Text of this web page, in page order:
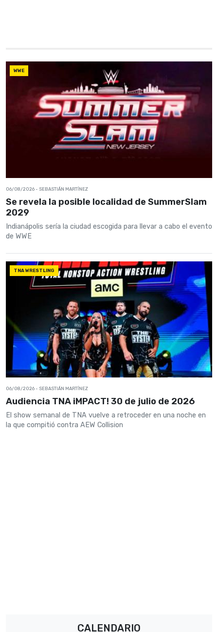
WWE
06/08/2026- SEBASTIÁN MARTÍNEZ
Se revela la posible localidad de SummerSlam
2029
Indianápolis sería la ciudad escogida para llevar a cabo el evento
de WWE
TNA WRESTLING
06/08/2026- SEBASTIÁN MARTÍNEZ
Audiencia TNA iMPACT! 30 de julio de 2026
El show semanal de TNA vuelve a retroceder en una noche en
la que compitió contra AEW Collision
CALENDARIO